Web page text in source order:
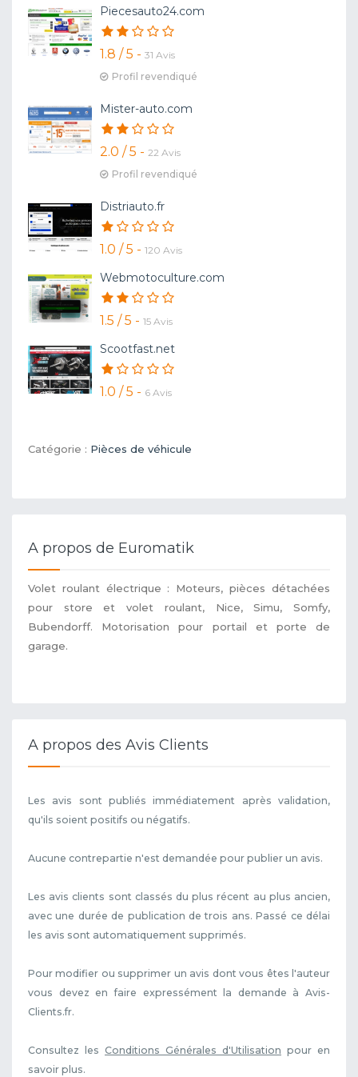
Piecesauto24.com
1.8 / 5 - 31 Avis
Profil revendiqué
Mister-auto.com
2.0 / 5 - 22 Avis
Profil revendiqué
Distriauto.fr
1.0 / 5 - 120 Avis
Webmotoculture.com
1.5 / 5 - 15 Avis
Scootfast.net
1.0 / 5 - 6 Avis
Catégorie : Pièces de véhicule
A propos de Euromatik
Volet roulant électrique : Moteurs, pièces détachées
pour store et volet roulant, Nice, Simu, Somfy,
Bubendorff. Motorisation pour portail et porte de
garage.
A propos des Avis Clients
Les avis sont publiés immédiatement après validation,
qu'ils soient positifs ou négatifs.
Aucune contrepartie n'est demandée pour publier un avis.
Les avis clients sont classés du plus récent au plus ancien,
avec une durée de publication de trois ans. Passé ce délai
les avis sont automatiquement supprimés.
Pour modifier ou supprimer un avis dont vous êtes l'auteur
vous devez en faire expressément la demande à Avis-
Clients.fr.
Consultez les Conditions Générales d'Utilisation pour en
savoir plus.